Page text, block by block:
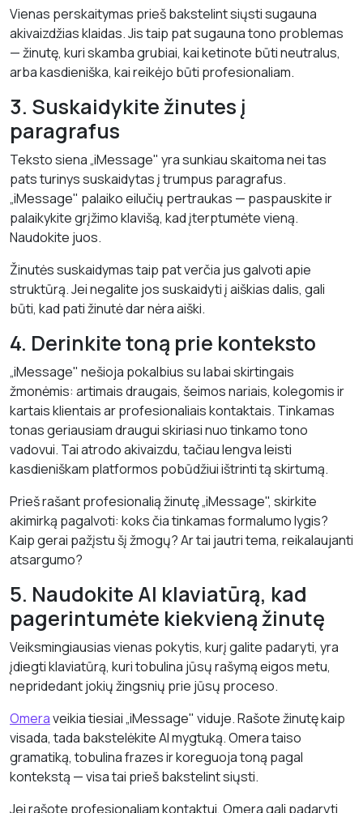
Vienas perskaitymas prieš bakstelint siųsti sugauna
akivaizdžias klaidas. Jis taip pat sugauna tono problemas
— žinutę, kuri skamba grubiai, kai ketinote būti neutralus,
arba kasdieniška, kai reikėjo būti profesionaliam.
3. Suskaidykite žinutes į
paragrafus
Teksto siena „iMessage" yra sunkiau skaitoma nei tas
pats turinys suskaidytas į trumpus paragrafus.
„iMessage" palaiko eilučių pertraukas — paspauskite ir
palaikykite grįžimo klavišą, kad įterptumėte vieną.
Naudokite juos.
Žinutės suskaidymas taip pat verčia jus galvoti apie
struktūrą. Jei negalite jos suskaidyti į aiškias dalis, gali
būti, kad pati žinutė dar nėra aiški.
4. Derinkite toną prie konteksto
„iMessage" nešioja pokalbius su labai skirtingais
žmonėmis: artimais draugais, šeimos nariais, kolegomis ir
kartais klientais ar profesionaliais kontaktais. Tinkamas
tonas geriausiam draugui skiriasi nuo tinkamo tono
vadovui. Tai atrodo akivaizdu, tačiau lengva leisti
kasdieniškam platformos pobūdžiui ištrinti tą skirtumą.
Prieš rašant profesionalią žinutę „iMessage", skirkite
akimirką pagalvoti: koks čia tinkamas formalumo lygis?
Kaip gerai pažįstu šį žmogų? Ar tai jautri tema, reikalaujanti
atsargumo?
5. Naudokite AI klaviatūrą, kad
pagerintumėte kiekvieną žinutę
Veiksmingiausias vienas pokytis, kurį galite padaryti, yra
įdiegti klaviatūrą, kuri tobulina jūsų rašymą eigos metu,
nepridedant jokių žingsnių prie jūsų proceso.
Omeraveikia tiesiai „iMessage" viduje. Rašote žinutę kaip
visada, tada bakstelėkite AI mygtuką. Omera taiso
gramatiką, tobulina frazes ir koreguoja toną pagal
kontekstą — visa tai prieš bakstelint siųsti.
Jei rašote profesionaliam kontaktui, Omera gali padaryti